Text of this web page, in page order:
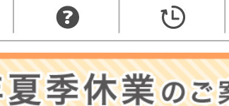
その他